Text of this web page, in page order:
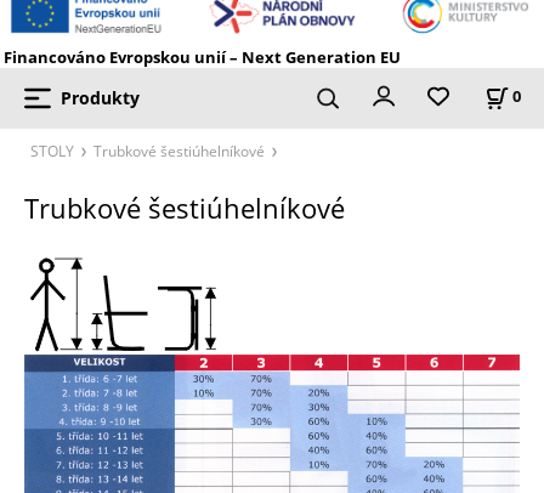
Financováno Evropskou unií – Next Generation EU
Produkty 0
STOLY Trubkové šestiúhelníkové
Trubkové šestiúhelníkové